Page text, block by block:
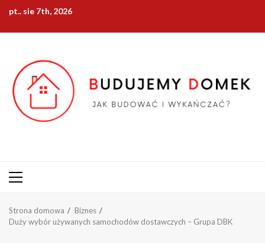
Przejdź
treści
pt.. sie 7th, 2026
Menu
Strona domowa
Biznes
Duży wybór używanych samochodów dostawczych – Grupa DBK